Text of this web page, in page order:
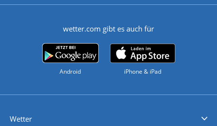
wetter.com gibt es auch für
Android iPhone & iPad
Wetter